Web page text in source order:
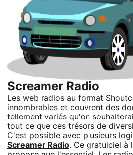
Screamer Radio
Les web radios au format
innombrables et couvrent des
tellement variés qu'on
tout ce que ces trésors de
C'est possible avec plusieurs
Screamer Radio. Ce gratuiciel à